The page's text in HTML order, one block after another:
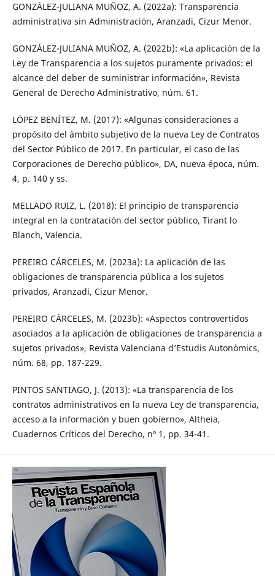
GONZÁLEZ-JULIANA MUÑOZ, A. (2022a): Transparencia
administrativa sin Administración, Aranzadi, Cizur Menor.
GONZÁLEZ-JULIANA MUÑOZ, A. (2022b): «La aplicación de la
Ley de Transparencia a los sujetos puramente privados: el
alcance del deber de suministrar información», Revista
General de Derecho Administrativo, núm. 61.
LÓPEZ BENÍTEZ, M. (2017): «Algunas consideraciones a
propósito del ámbito subjetivo de la nueva Ley de Contratos
del Sector Público de 2017. En particular, el caso de las
Corporaciones de Derecho público», DA, nueva época, núm.
4, p. 140 y ss.
MELLADO RUIZ, L. (2018): El principio de transparencia
integral en la contratación del sector público, Tirant lo
Blanch, Valencia.
PEREIRO CÁRCELES, M. (2023a): La aplicación de las
obligaciones de transparencia pública a los sujetos
privados, Aranzadi, Cizur Menor.
PEREIRO CÁRCELES, M. (2023b): «Aspectos controvertidos
asociados a la aplicación de obligaciones de transparencia a
sujetos privados», Revista Valenciana d’Estudis Autonòmics,
núm. 68, pp. 187-229.
PINTOS SANTIAGO, J. (2013): «La transparencia de los
contratos administrativos en la nueva Ley de transparencia,
acceso a la información y buen gobierno», Altheia,
Cuadernos Críticos del Derecho, nº 1, pp. 34-41.